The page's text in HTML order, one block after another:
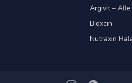
Argivit – Alle
Bioxcin
Nutraxin